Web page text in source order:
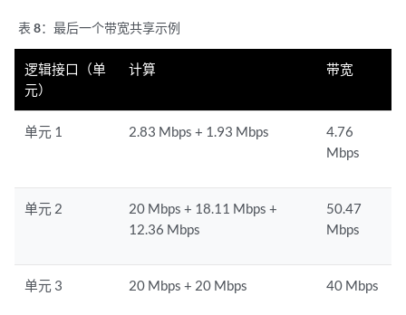
表 8： 最后一个带宽共享示例
逻辑接口（单
元）
计算 带宽
单元 1 2.83 Mbps + 1.93 Mbps
4.76
Mbps
单元 2
20 Mbps + 18.11 Mbps +
12.36 Mbps
50.47
Mbps
单元 3 20 Mbps + 20 Mbps 40 Mbps